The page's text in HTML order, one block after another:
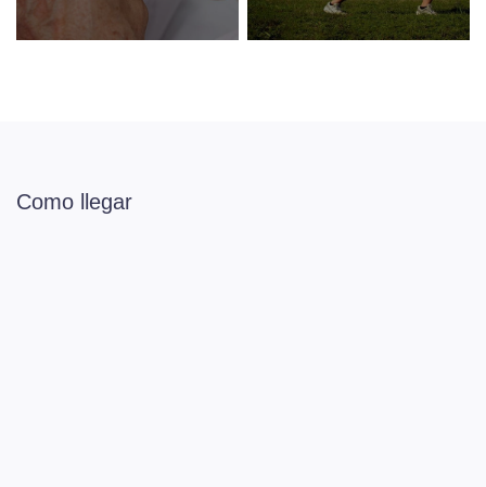
Como llegar